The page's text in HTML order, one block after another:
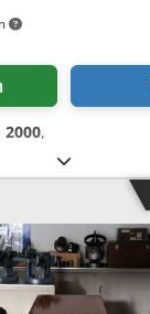
2000,